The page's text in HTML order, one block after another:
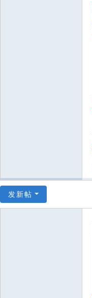
发新帖